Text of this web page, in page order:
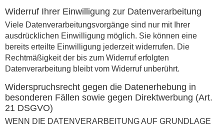
Widerruf Ihrer Einwilligung zur Datenverarbeitung
Viele Datenverarbeitungsvorgänge sind nur mit Ihrer
ausdrücklichen Einwilligung möglich. Sie können eine
bereits erteilte Einwilligung jederzeit widerrufen. Die
Rechtmäßigkeit der bis zum Widerruf erfolgten
Datenverarbeitung bleibt vom Widerruf unberührt.
Widerspruchsrecht gegen die Datenerhebung in
besonderen Fällen sowie gegen Direktwerbung (Art.
21 DSGVO)
WENN DIE DATENVERARBEITUNG AUF GRUNDLAGE